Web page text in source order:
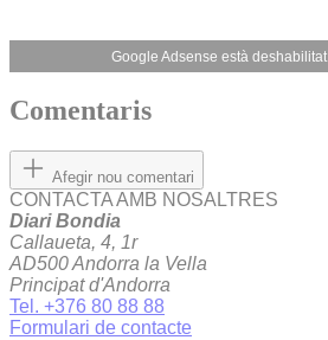
Google Adsense està deshabilitat.
Comentaris
Afegir nou comentari
CONTACTA AMB NOSALTRES
Diari Bondia
Callaueta, 4, 1r
AD500 Andorra la Vella
Principat d'Andorra
Tel. +376 80 88 88
Formulari de contacte